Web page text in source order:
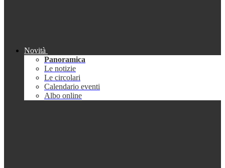
Novità
Panoramica
Le notizie
Le circolari
Calendario eventi
Albo online